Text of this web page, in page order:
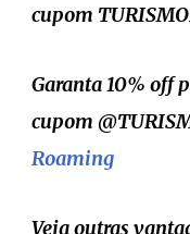
cupom
Garanta 10% off
cupom
Roaming
Veja outras